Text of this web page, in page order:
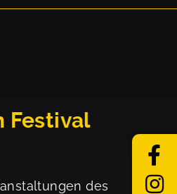
Festival
des